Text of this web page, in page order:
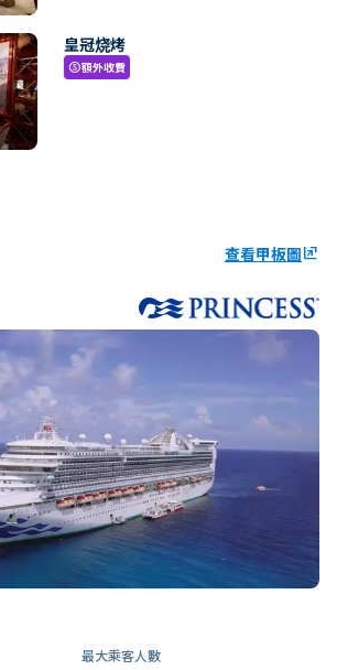
皇冠烧烤
paid額外收費
查看甲板圖ungroup
最大乘客人數